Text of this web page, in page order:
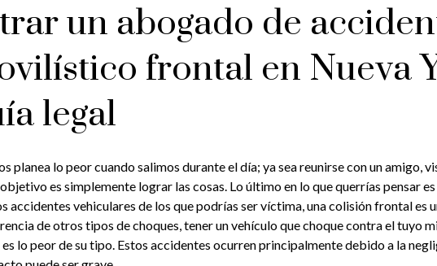
un abogado de
frontal en Nueva
legal
planea lo peor cuando salimos durante el día; ya sea reunirse con un amigo,
es simplemente lograr las cosas. Lo último en lo que querrías pensar
accidentes vehiculares de los que podrías ser víctima, una colisión frontal es
de otros tipos de choques, tener un vehículo que choque contra el tuyo
lo peor de su tipo. Estos accidentes ocurren principalmente debido a la